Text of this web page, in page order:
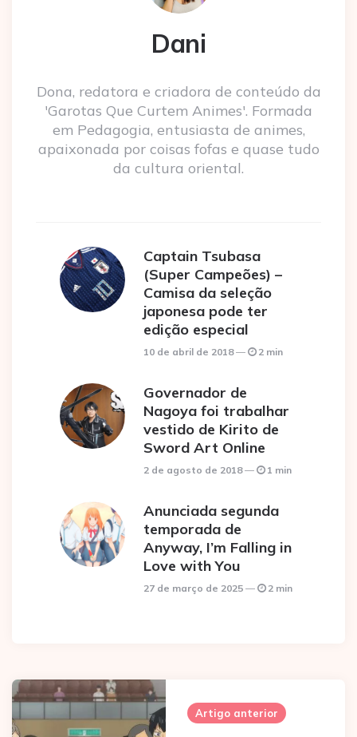
Dani
Dona, redatora e criadora de conteúdo da
'Garotas Que Curtem Animes'. Formada
em Pedagogia, entusiasta de animes,
apaixonada por coisas fofas e quase tudo
da cultura oriental.
Captain Tsubasa
(Super Campeões) –
Camisa da seleção
japonesa pode ter
edição especial
10 de abril de 2018 2 min
Governador de
Nagoya foi trabalhar
vestido de Kirito de
Sword Art Online
2 de agosto de 2018 1 min
Anunciada segunda
temporada de
Anyway, I’m Falling in
Love with You
27 de março de 2025 2 min
Post
navigation
Artigo anterior